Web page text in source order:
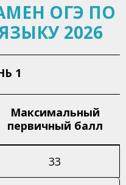
ОГЭ ПО
2026
1
Максимальный
первичный балл
33